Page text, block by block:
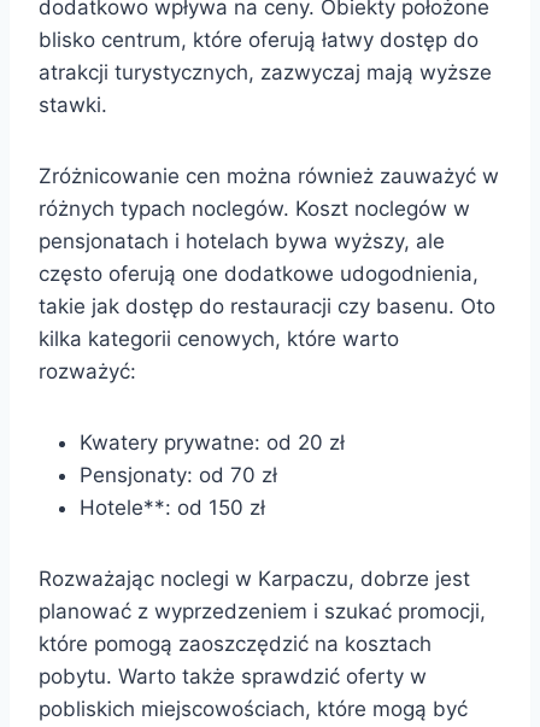
dodatkowo wpływa na ceny. Obiekty położone
blisko centrum, które oferują łatwy dostęp do
atrakcji turystycznych, zazwyczaj mają wyższe
stawki.
Zróżnicowanie cen można również zauważyć w
różnych typach noclegów. Koszt noclegów w
pensjonatach i hotelach bywa wyższy, ale
często oferują one dodatkowe udogodnienia,
takie jak dostęp do restauracji czy basenu. Oto
kilka kategorii cenowych, które warto
rozważyć:
Kwatery prywatne: od 20 zł
Pensjonaty: od 70 zł
Hotele**: od 150 zł
Rozważając noclegi w Karpaczu, dobrze jest
planować z wyprzedzeniem i szukać promocji,
które pomogą zaoszczędzić na kosztach
pobytu. Warto także sprawdzić oferty w
pobliskich miejscowościach, które mogą być